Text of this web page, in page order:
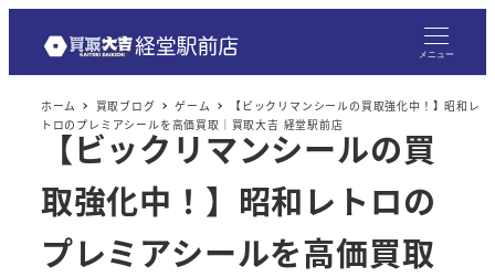
メニュー
ホーム 買取ブログ ゲーム
【ビックリマンシールの買取強化中！】昭和レ
トロのプレミアシールを高価買取｜買取大吉 経堂駅前店
【ビックリマンシールの買
取強化中！】昭和レトロの
プレミアシールを高価買取